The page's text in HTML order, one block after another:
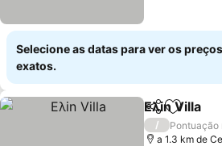
Selecione as datas para ver os preços
exatos.
Partilhar
Ελin Villa
/
Pontuação
a 1.3 km de